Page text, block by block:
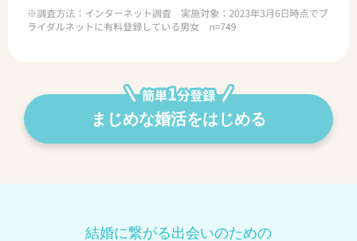
まじめな婚活をはじめる
結婚に繋がる出会いのための